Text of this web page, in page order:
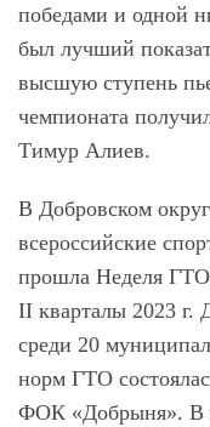
победами и одной
был лучший
высшую ступень
чемпионата
Тимур Алиев.
В Добровском
всероссийские
прошла Неделя
II кварталы 2023 г.
среди 20
норм ГТО
ФОК «Добрыня». В